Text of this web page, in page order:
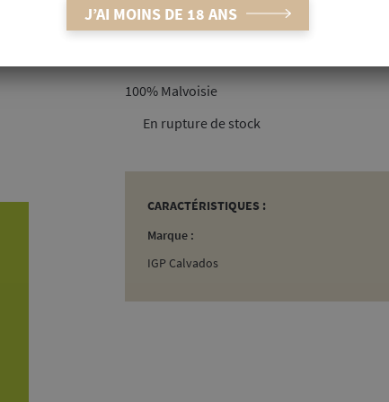
Fruité
CÉPAGE
100% Malvoisie
rupture de stock
CARACTÉRISTIQUES :
Marque :
IGP Calvados
J’AI MOINS DE 18 ANS